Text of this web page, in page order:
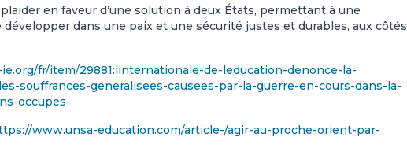
en faveur d’une solution à deux États, permettant à une
dans une paix et une sécurité justes et durables, aux côtés
fr/item/29881:linternationale-de-leducation-denonce-la-
souffrances-generalisees-causees-par-la-guerre-en-cours-dans-la-
occupes
www.unsa-education.com/article-/agir-au-proche-orient-par-